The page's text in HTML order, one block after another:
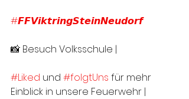
#𝙁𝙁𝙑𝙞𝙠𝙩𝙧𝙞𝙣𝙜𝙎𝙩𝙚𝙞𝙣𝙉𝙚𝙪𝙙𝙤𝙧𝙛
📸 Besuch Volksschule |
#Liked und #folgtUns für mehr
Einblick in unsere Feuerwehr |